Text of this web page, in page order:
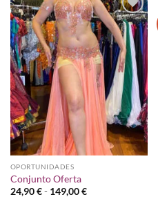
Añadir
a la
lista de
deseos
OPORTUNIDADES
Conjunto Oferta
24,90€ - 149,00€Rango